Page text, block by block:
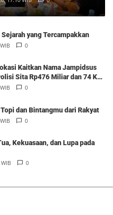
yang Tercampakkan
0
Kaitkan Nama Jampidsus
Sita Rp476 Miliar dan 74 Kg
0
dan Bintangmu dari Rakyat
0
Kekuasaan, dan Lupa pada
0